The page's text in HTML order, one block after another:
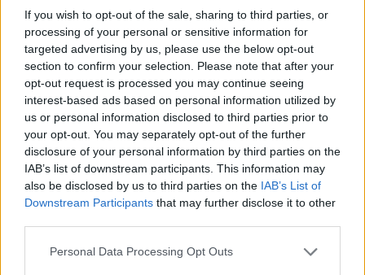
If you wish to opt-out of the sale, sharing to third parties, or
processing of your personal or sensitive information for
targeted advertising by us, please use the below opt-out
section to confirm your selection. Please note that after your
opt-out request is processed you may continue seeing
interest-based ads based on personal information utilized by
us or personal information disclosed to third parties prior to
your opt-out. You may separately opt-out of the further
disclosure of your personal information by third parties on the
IAB’s list of downstream participants. This information may
also be disclosed by us to third parties on the IAB’s List of
Downstream Participants that may further disclose it to other
Personal Data Processing Opt Outs
Se baisser jambes tendues
pour ramasser ou soulever un objet,
surtout lourd. Il est préférable de plier les genoux ou d’adopter une
position en fente, avec un pied devant l’autre et la jambe arrière
tendue.
Porter une charge à une seule mainpeut augmenter la douleur. Il
est conseillé de répartir le poids en utilisant les deux mains pour
saisir l’objet.
déconseillé lorsqu’on a des douleurs sciatiques.